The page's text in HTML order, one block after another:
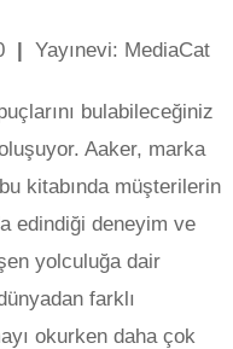
| Yayınevi: MediaCat
bulabileceğiniz
Aaker, marka
kitabında müşterilerin
edindiği deneyim ve
yolculuğa dair
farklı
okurken daha çok